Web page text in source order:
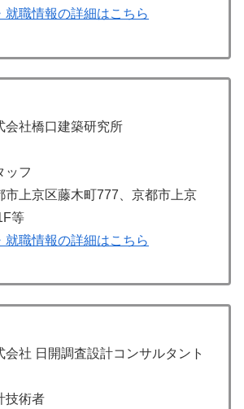
就職情報の詳細はこちら
会社橋口建築研究所
ッフ
市上京区藤木町777、京都市上京
等
就職情報の詳細はこちら
会社 日開調査設計コンサルタント
技術者